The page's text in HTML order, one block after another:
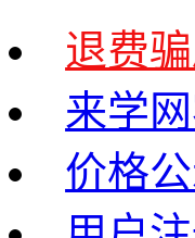
退费
来学
价格